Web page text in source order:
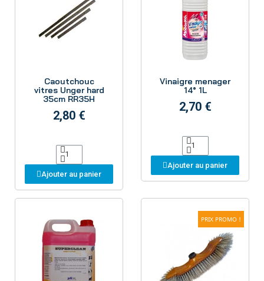
Caoutchouc
vitres Unger hard
35cm RR35H
2,80 €
Ajouter au panier
Vinaigre menager
14° 1L
2,70 €
Ajouter au panier
PRIX PROMO !